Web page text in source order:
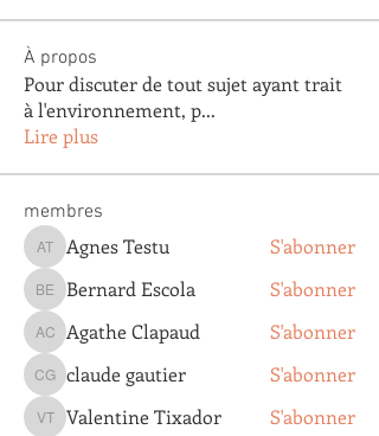
À propos
Pour discuter de tout sujet ayant trait
à l'environnement, p...
Lire plus
membres
Agnes Testu
Agnes Testu S'abonner
Bernard Escola
Bernard Escola S'abonner
Agathe Clapaud
Agathe Clapaud S'abonner
claude gautier
claude gautier S'abonner
Valentine Tixador
Valentine Tixador
S'abonner